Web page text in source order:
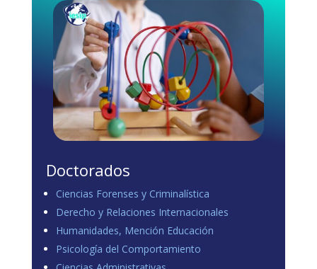
Doctorados
Ciencias Forenses y Criminalística
Derecho y Relaciones Internacionales
Humanidades, Mención Educación
Psicología del Comportamiento